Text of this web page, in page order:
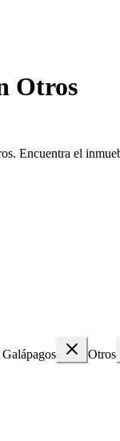
Otros
Encuentra el
Otros